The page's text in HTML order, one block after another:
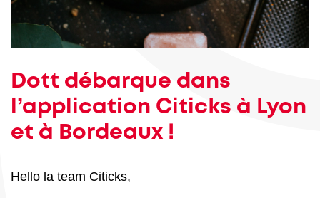
Dott débarque dans
l’application Citicks à Lyon
et à Bordeaux !
Hello la team Citicks,